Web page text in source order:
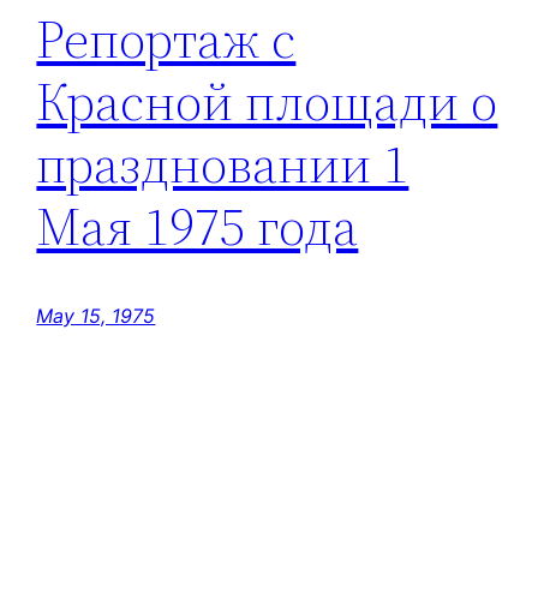
Репортаж с
Красной площади о
праздновании 1
Мая 1975 года
May 15, 1975